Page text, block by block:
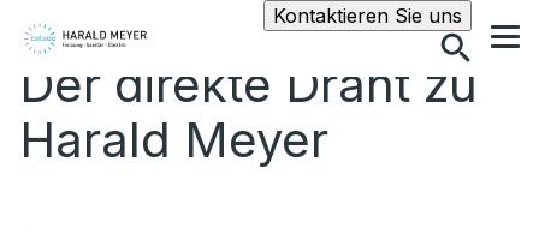
Kontaktieren Sie unsSuche
Der direkte Draht zu
Harald Meyer